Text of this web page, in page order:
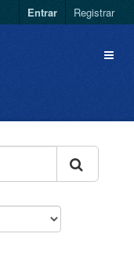
Entrar Registrar